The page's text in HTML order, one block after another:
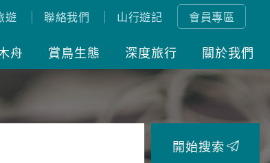
遊 聯絡我們 山行遊記 會員專區
舟 賞鳥生態 深度旅行 關於我們
開始搜索